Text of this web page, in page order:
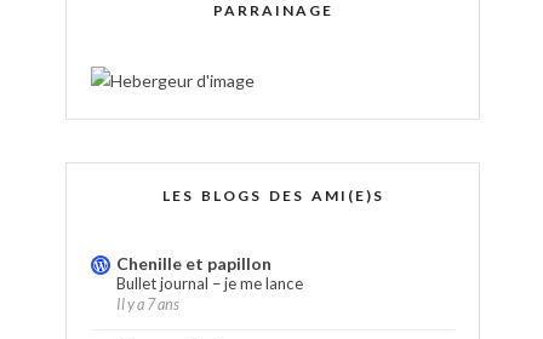
PARRAINAGE
LES BLOGS DES AMI(E)S
Chenille et papillon
Bullet journal – je me lance
Il y a 7 ans